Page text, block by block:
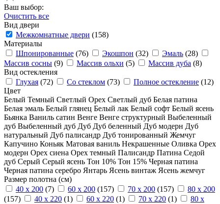
Ваш выбор:
Очистить все
Вид двери
Межкомнатные двери (158)
Материалы
Шпонированные (76) Экошпон (32) Эмаль (28)
Массив сосны (9) Массив ольхи (5) Массив дуба (8)
Вид остекления
Глухая (72) Со стеклом (73) Полное остекление (12)
Цвет
Белый Темный Светлый Орех Светлый дуб Белая патина
Белая эмаль Белый глянец Белый лак Белый софт Белый ясень
Бьянка Ваниль сатин Венге Венге структурный Выбеленный
дуб Выбеленный дуб Дуб Дуб беленный Дуб модерн Дуб
натуральный Дуб палисандр Дуб тонированный Жемчуг
Капучино Коньяк Матовая ваниль Некрашенные Оливка Орех
модерн Орех сиена Орех темный Палисандр Патина Седой
дуб Серый Серый ясень Тон 10% Тон 15% Черная патина
Черная патина серебро Янтарь Ясень винтаж Ясень жемчуг
Размер полотна (см)
40 x 200 (7) 60 x 200 (157) 70 x 200 (157)
80 x 200
(157)
40 x 220 (1) 60 x 220 (1) 70 x 220 (1)
80 x